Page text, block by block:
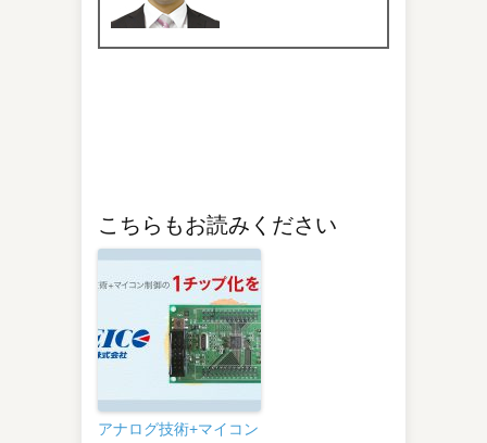
こちらもお読みください
アナログ技術+マイコン